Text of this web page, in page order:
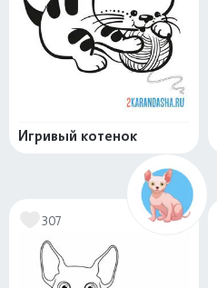
Игривый котенок
307